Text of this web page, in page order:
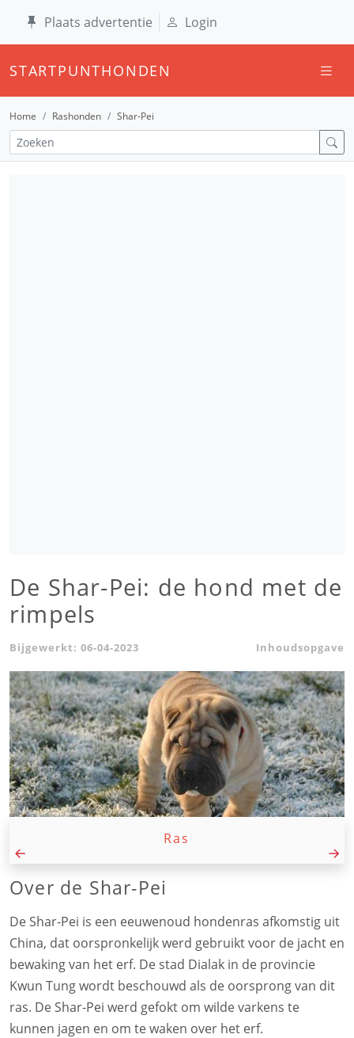
Plaats advertentie Login
STARTPUNTHONDEN
Home Rashonden Shar-Pei
De Shar-Pei: de hond met de
rimpels
Bijgewerkt: 06-04-2023 Inhoudsopgave
Ras
Over de Shar-Pei
De Shar-Pei is een eeuwenoud hondenras afkomstig uit
China, dat oorspronkelijk werd gebruikt voor de jacht en
bewaking van het erf. De stad Dialak in de provincie
Kwun Tung wordt beschouwd als de oorsprong van dit
ras. De Shar-Pei werd gefokt om wilde varkens te
kunnen jagen en om te waken over het erf.